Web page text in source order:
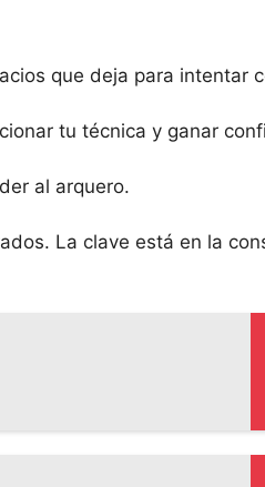
que deja para intentar
tu técnica y ganar
al arquero.
La clave está en la